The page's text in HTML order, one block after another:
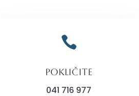

pokličite
041 716 977